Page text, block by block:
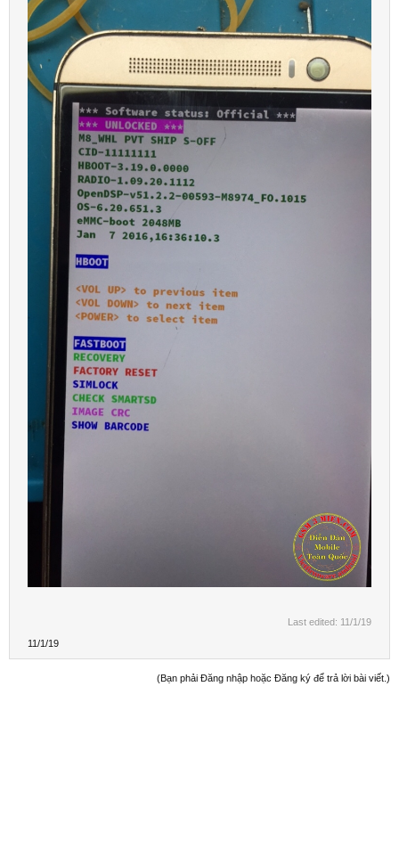
Last edited: 11/1/19
11/1/19
(Bạn phải Đăng nhập hoặc Đăng ký để trả lời bài viết.)